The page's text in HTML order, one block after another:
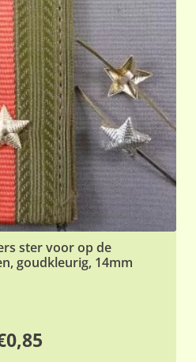
ster voor op de
goudkleurig, 14mm
0,85